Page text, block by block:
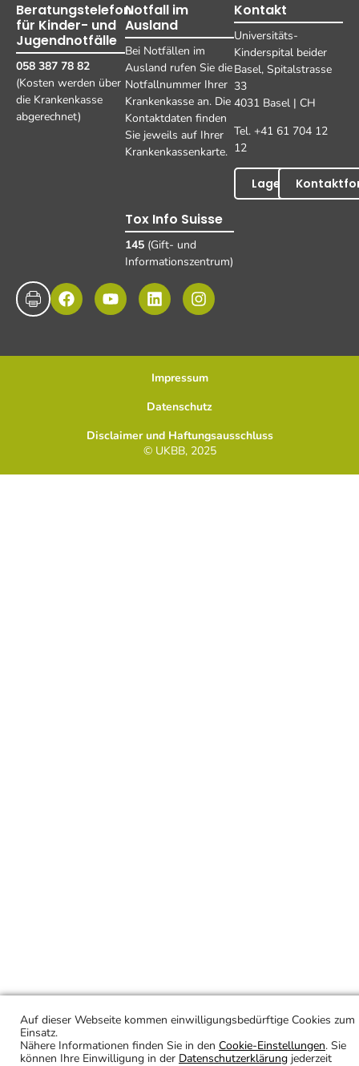
Beratungstelefon
für Kinder- und
Jugendnotfälle
058 387 78 82
(Kosten werden über
die Krankenkasse
abgerechnet)
Notfall im
Ausland
Bei Notfällen im
Ausland rufen Sie die
Notfallnummer Ihrer
Krankenkasse an. Die
Kontaktdaten finden
Sie jeweils auf Ihrer
Krankenkassenkarte.
Tox Info Suisse
145 (Gift- und
Informationszentrum)
Kontakt
Universitäts-
Kinderspital beider
Basel, Spitalstrasse
33
4031 Basel | CH
Tel. +41 61 704 12
12
Lageplan
© UKBB, 2025
Impressum
Datenschutz
Disclaimer und Haftungsausschluss